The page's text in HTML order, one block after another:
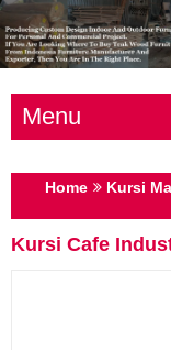
Menu
Home Kursi
Kursi Cafe